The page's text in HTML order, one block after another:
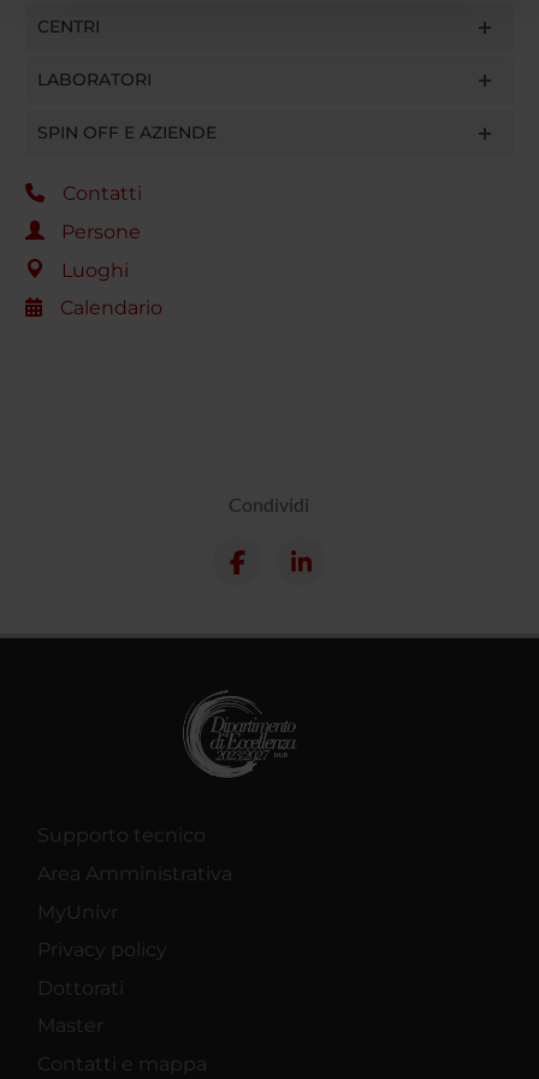
con altre informazioni che hai fornito loro o che hanno
CENTRI
LABORATORI
SPIN OFF E AZIENDE
Contatti
Persone
Luoghi
Calendario
Condividi
Supporto tecnico
Area Amministrativa
MyUnivr
Privacy policy
Dottorati
Master
Contatti e mappa